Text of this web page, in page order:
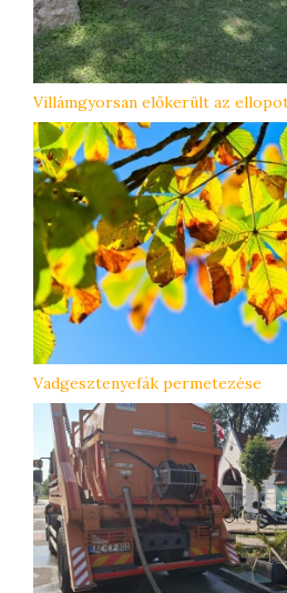
Villámgyorsan előkerült az
Vadgesztenyefák permetezése